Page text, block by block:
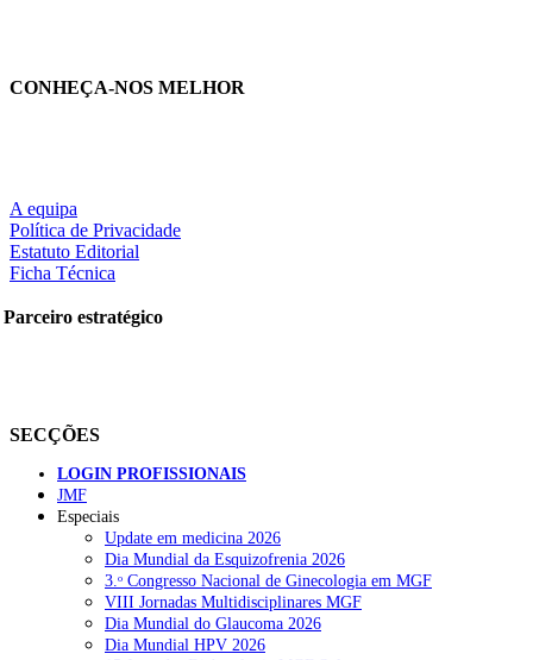
CONHEÇA-NOS MELHOR
A equipa
Política de Privacidade
Estatuto Editorial
Ficha Técnica
Parceiro estratégico
SECÇÕES
LOGIN PROFISSIONAIS
JMF
Especiais
Update em medicina 2026
Dia Mundial da Esquizofrenia 2026
3.ᵒ Congresso Nacional de Ginecologia em MGF
VIII Jornadas Multidisciplinares MGF
Dia Mundial do Glaucoma 2026
Dia Mundial HPV 2026